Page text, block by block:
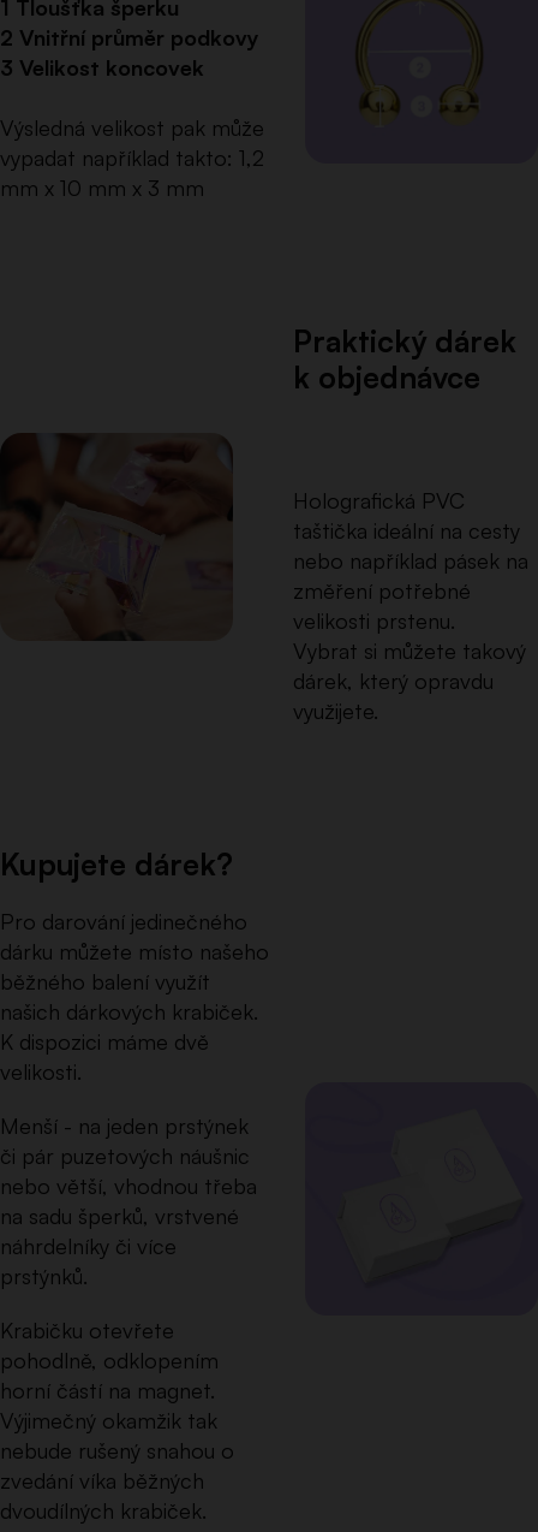
1 Tloušťka šperku
2 Vnitřní průměr podkovy
3 Velikost koncovek
Výsledná velikost pak může
vypadat například takto: 1,2
mm x 10 mm x 3 mm
Praktický dárek
k objednávce
Holografická PVC
taštička ideální na cesty
nebo například pásek na
změření potřebné
velikosti prstenu.
Vybrat si můžete takový
dárek, který opravdu
využijete.
Kupujete dárek?
Pro darování jedinečného
dárku můžete místo našeho
běžného balení využít
našich dárkových krabiček.
K dispozici máme dvě
velikosti.
Menší - na jeden prstýnek
či pár puzetových náušnic
nebo větší, vhodnou třeba
na sadu šperků, vrstvené
náhrdelníky či více
prstýnků.
Krabičku otevřete
pohodlně, odklopením
horní částí na magnet.
Výjimečný okamžik tak
nebude rušený snahou o
zvedání víka běžných
dvoudílných krabiček.